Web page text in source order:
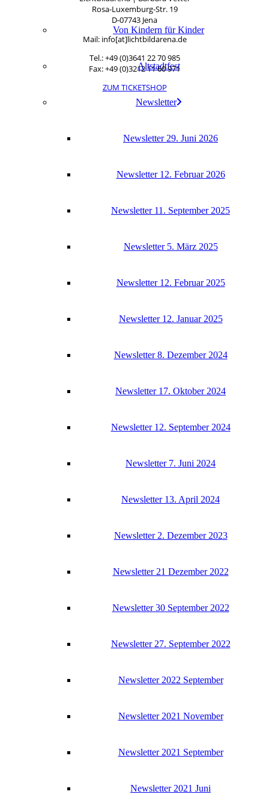
Von Kin­dern für Kinder
Alt­stadt­fest
News­let­ter
News­let­ter 29. Juni 2026
News­let­ter 12. Febru­ar 2026
News­let­ter 11. Sep­tem­ber 2025
News­let­ter 5. März 2025
News­let­ter 12. Febru­ar 2025
News­let­ter 12. Janu­ar 2025
News­let­ter 8. Dezem­ber 2024
News­let­ter 17. Okto­ber 2024
News­let­ter 12. Sep­tem­ber 2024
News­let­ter 7. Juni 2024
News­let­ter 13. April 2024
News­let­ter 2. Dezem­ber 2023
News­let­ter 21 Dezem­ber 2022
News­let­ter 30 Sep­tem­ber 2022
News­let­ter 27. Sep­tem­ber 2022
News­let­ter 2022 September
News­let­ter 2021 November
News­let­ter 2021 September
News­let­ter 2021 Juni
Rosa-Luxemburg-Str. 19
D‑07743 Jena
Mail: info[at]lichtbildarena.de
Tel.: +49 (0)3641 22 70 985
Fax: +49 (0)3212 11 60 971
ZUM TICKETSHOP